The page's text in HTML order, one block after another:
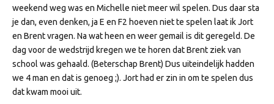
weekend weg was en Michelle niet meer wil spelen. Dus daar sta
je dan, even denken, ja E en F2 hoeven niet te spelen laat ik Jort
en Brent vragen. Na wat heen en weer gemail is dit geregeld. De
dag voor de wedstrijd kregen we te horen dat Brent ziek van
school was gehaald. (Beterschap Brent) Dus uiteindelijk hadden
we 4 man en dat is genoeg ;). Jort had er zin in om te spelen dus
dat kwam mooi uit.